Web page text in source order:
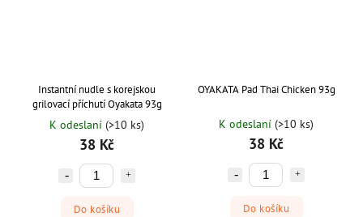
Instantní nudle s korejskou
grilovací příchutí Oyakata 93g
K odeslaní (>10 ks)
38 Kč
Do košíku
OYAKATA Pad Thai Chicken 93g
K odeslaní (>10 ks)
38 Kč
Do košíku